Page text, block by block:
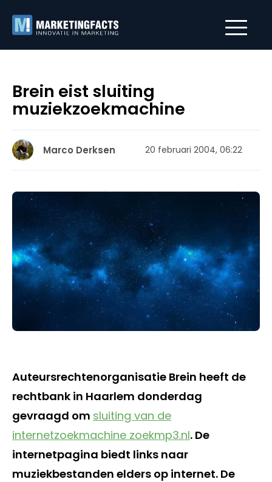
Brein eist sluiting
muziekzoekmachine
Marco Derksen 20 februari 2004, 06:22
Auteursrechtenorganisatie Brein heeft de
rechtbank in Haarlem donderdag
gevraagd om sluiting van de
internetzoekmachine zoekmp3.nl. De
internetpagina biedt links naar
muziekbestanden elders op internet. De